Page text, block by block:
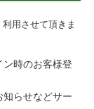
用させて頂きま
時のお客様登
知らせなどサー